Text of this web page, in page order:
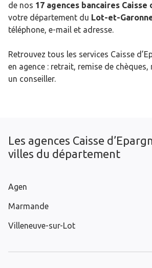
de nos 17 agences bancaires Caisse
votre département du Lot-et-
téléphone, e-mail et adresse.
Retrouvez tous les services Caisse
en agence : retrait, remise de chèques,
un conseiller.
Les agences Caisse
villes du département
Agen
Marmande
Villeneuve-sur-Lot